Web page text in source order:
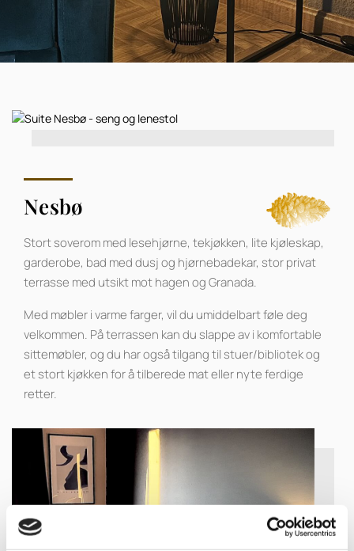
Nesbø
Stort soverom med lesehjørne, tekjøkken, lite kjøleskap,
garderobe, bad med dusj og hjørnebadekar, stor privat
terrasse med utsikt mot hagen og Granada.
Med møbler i varme farger, vil du umiddelbart føle deg
velkommen. På terrassen kan du slappe av i komfortable
sittemøbler, og du har også tilgang til stuer/bibliotek og
et stort kjøkken for å tilberede mat eller nyte ferdige
retter.